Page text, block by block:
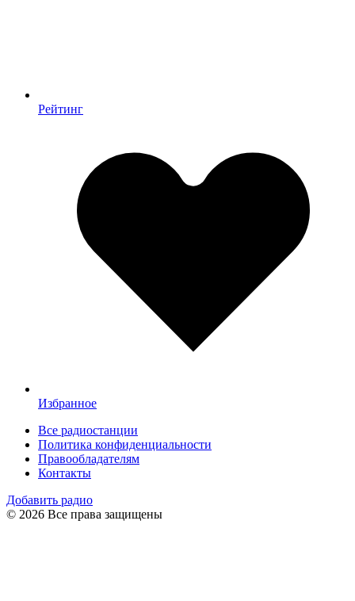
Рейтинг
Избранное
Все радиостанции
Политика конфиденциальности
Правообладателям
Контакты
Добавить радио
© 2026 Все права защищены